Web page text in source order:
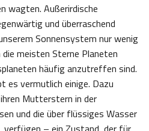
wagten. Außerirdische
und überraschend
Sonnensystem nur wenig
meisten Sterne Planeten
häufig anzutreffen sind.
es vermutlich einige. Dazu
Mutterstern in der
und die über flüssiges Wasser